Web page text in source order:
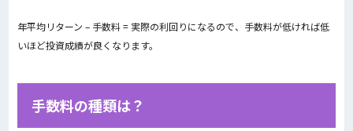
年平均リターン – 手数料 = 実際の利回りになるので、手数料が低ければ低
いほど投資成績が良くなります。
手数料の種類は？